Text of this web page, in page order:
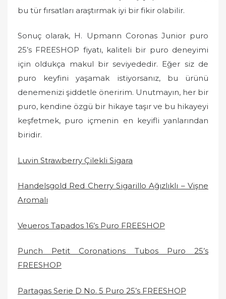
bu tür fırsatları araştırmak iyi bir fikir olabilir.
Sonuç olarak, H. Upmann Coronas Junior puro
25’s FREESHOP fiyatı, kaliteli bir puro deneyimi
için oldukça makul bir seviyededir. Eğer siz de
puro keyfini yaşamak istiyorsanız, bu ürünü
denemenizi şiddetle öneririm. Unutmayın, her bir
puro, kendine özgü bir hikaye taşır ve bu hikayeyi
keşfetmek, puro içmenin en keyifli yanlarından
biridir.
Luvin Strawberry Çilekli Sigara
Handelsgold Red Cherry Sigarillo Ağızlıklı – Vişne
Aromalı
Veueros Tapados 16’s Puro FREESHOP
Punch Petit Coronations Tubos Puro 25’s
FREESHOP
Partagas Serie D No. 5 Puro 25’s FREESHOP